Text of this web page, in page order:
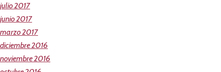
julio 2017
junio 2017
marzo 2017
diciembre 2016
noviembre 2016